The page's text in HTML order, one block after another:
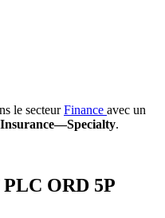
le secteurFinance avec un
Insurance—Specialty.
ORD 5P